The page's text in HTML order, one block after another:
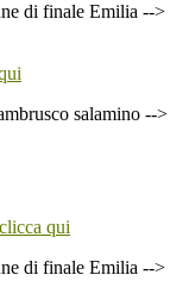
di finale Emilia -->
salamino -->
clicca qui
di finale Emilia -->